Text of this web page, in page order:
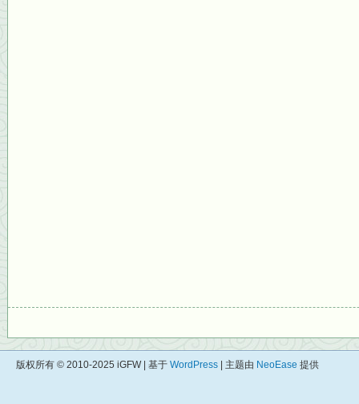
版权所有 © 2010-2025 iGFW | 基于 WordPress | 主题由 NeoEase 提供